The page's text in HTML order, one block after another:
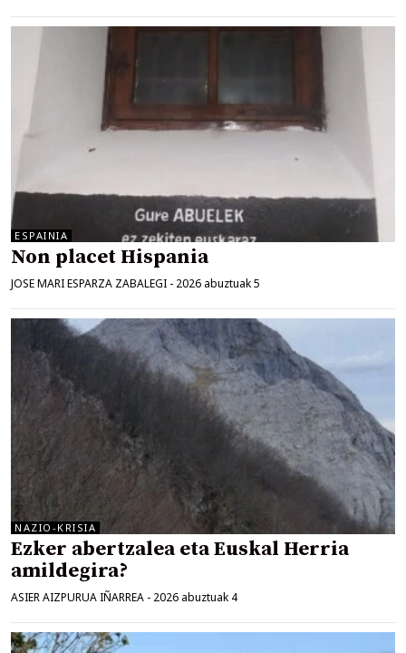
ESPAINIA
Non placet Hispania
JOSE MARI ESPARZA ZABALEGI - 2026 abuztuak 5
NAZIO-KRISIA
Ezker abertzalea eta Euskal Herria
amildegira?
ASIER AIZPURUA IÑARREA - 2026 abuztuak 4